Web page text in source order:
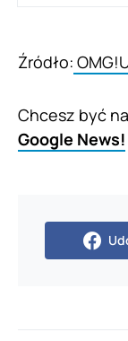
Źródło:
Chcesz być
Google News!